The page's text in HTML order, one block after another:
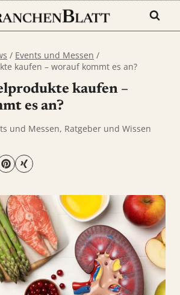
/ Events und Messen /
kaufen – worauf kommt es an?
kaufen –
es an?
und Messen, Ratgeber und Wissen